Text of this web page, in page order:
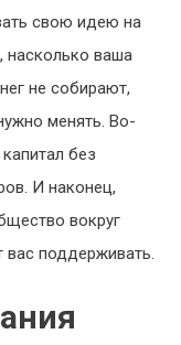
свою идею на
насколько ваша
не собирают,
менять. Во-
без
И наконец,
вокруг
вас поддерживать.